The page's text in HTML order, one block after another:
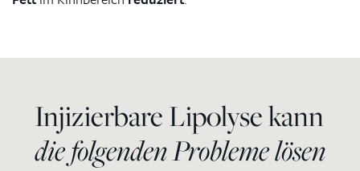
Injizierbare Lipolyse kann
die folgenden Probleme lösen